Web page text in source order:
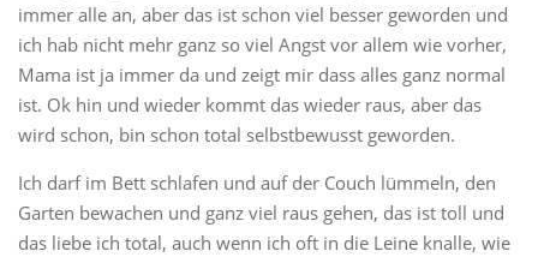
immer alle an, aber das ist schon viel besser geworden und
ich hab nicht mehr ganz so viel Angst vor allem wie vorher,
Mama ist ja immer da und zeigt mir dass alles ganz normal
ist. Ok hin und wieder kommt das wieder raus, aber das
wird schon, bin schon total selbstbewusst geworden.
Ich darf im Bett schlafen und auf der Couch lümmeln, den
Garten bewachen und ganz viel raus gehen, das ist toll und
das liebe ich total, auch wenn ich oft in die Leine knalle, wie